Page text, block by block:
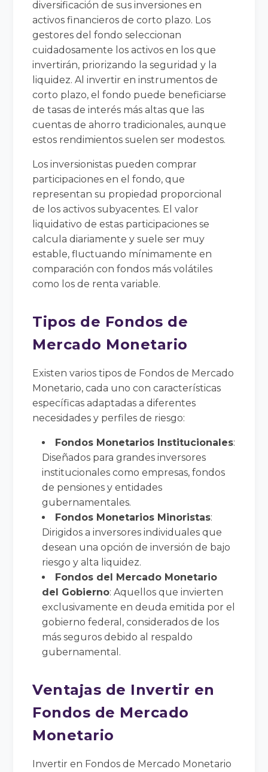
diversificación de sus inversiones en
activos financieros de corto plazo. Los
gestores del fondo seleccionan
cuidadosamente los activos en los que
invertirán, priorizando la seguridad y la
liquidez. Al invertir en instrumentos de
corto plazo, el fondo puede beneficiarse
de tasas de interés más altas que las
cuentas de ahorro tradicionales, aunque
estos rendimientos suelen ser modestos.
Los inversionistas pueden comprar
participaciones en el fondo, que
representan su propiedad proporcional
de los activos subyacentes. El valor
liquidativo de estas participaciones se
calcula diariamente y suele ser muy
estable, fluctuando mínimamente en
comparación con fondos más volátiles
como los de renta variable.
Tipos de Fondos de
Mercado Monetario
Existen varios tipos de Fondos de Mercado
Monetario, cada uno con características
específicas adaptadas a diferentes
necesidades y perfiles de riesgo:
Fondos Monetarios Institucionales:
Diseñados para grandes inversores
institucionales como empresas, fondos
de pensiones y entidades
gubernamentales.
Fondos Monetarios Minoristas:
Dirigidos a inversores individuales que
desean una opción de inversión de bajo
riesgo y alta liquidez.
Fondos del Mercado Monetario
del Gobierno: Aquellos que invierten
exclusivamente en deuda emitida por el
gobierno federal, considerados de los
más seguros debido al respaldo
gubernamental.
Ventajas de Invertir en
Fondos de Mercado
Monetario
Invertir en Fondos de Mercado Monetario